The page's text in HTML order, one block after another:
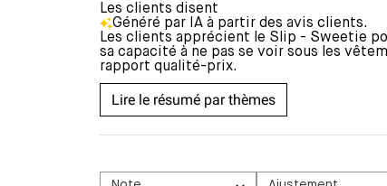
Les clients disent
Généré par IA à partir des avis clients.
Les clients apprécient le Slip - Sweetie
sa capacité à ne pas se voir sous les
rapport qualité-prix.
Lire le résumé par thèmes